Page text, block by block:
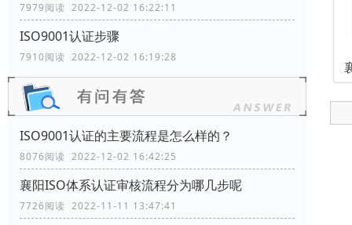
7979阅读 2022-12-02 16:22:11
ISO9001认证步骤
7910阅读 2022-12-02 16:19:28
ISO9001认证的主要流程是怎么样的？
8076阅读 2022-12-02 16:42:25
襄阳ISO体系认证审核流程分为哪几步呢
7726阅读 2022-11-11 13:47:41